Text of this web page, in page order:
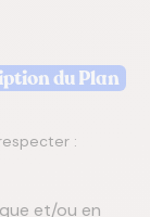
du Plan
:
et/ou en